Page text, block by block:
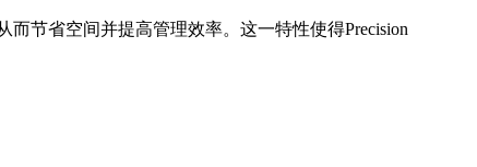
而节省空间并提高管理效率。这一特性使得Precision